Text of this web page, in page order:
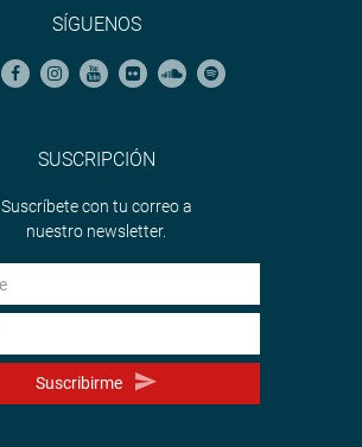
SÍGUENOS
SUSCRIPCIÓN
Suscríbete con tu correo a
nuestro newsletter.
Suscribirme